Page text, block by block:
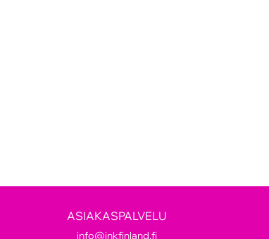
ASIAKASPALVELU
info@inkfinland.fi